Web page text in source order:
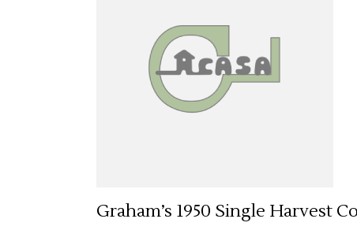
Graham’s 1950 Single Harvest